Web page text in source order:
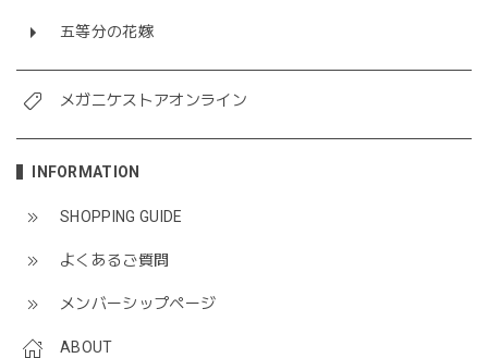
五等分の花嫁
メガニケストアオンライン
INFORMATION
SHOPPING GUIDE
よくあるご質問
メンバーシップページ
ABOUT